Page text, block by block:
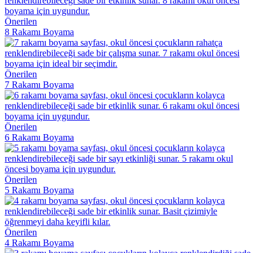
Önerilen
8 Rakamı Boyama
Önerilen
7 Rakamı Boyama
Önerilen
6 Rakamı Boyama
Önerilen
5 Rakamı Boyama
Önerilen
4 Rakamı Boyama